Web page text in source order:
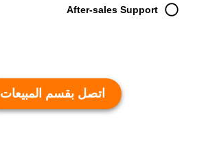
After-sales Support
اتصل بقسم المبيعات